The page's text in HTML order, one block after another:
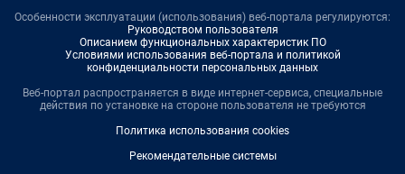
Особенности эксплуатации (использования) веб-портала регулируются:
Руководством пользователя
Описанием функциональных характеристик ПО
Условиями использования веб-портала и политикой
конфиденциальности персональных данных
Веб-портал распространяется в виде интернет-сервиса, специальные
действия по установке на стороне пользователя не требуются
Политика использования cookies
Рекомендательные системы